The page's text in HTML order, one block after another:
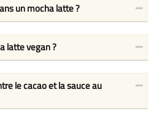
un mocha latte ?
latte vegan ?
le cacao et la sauce au